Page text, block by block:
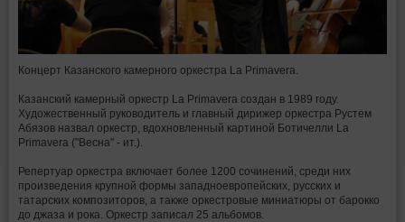
Концерт Казанского камерного оркестра La Primavera.
Казанский камерный оркестр La Primavera создан в 1989 году.
Художественный руководитель и главный дирижер оркестра Рустем
Абязов назвал оркестр, вдохновленный картиной Ботичелли La
Primavera ("Весна" - ит.).
Репертуар оркестра включает более 1200 сочинений, среди них
произведения крупной формы западноевропейских, русских и
татарских композиторов, а также оркестровые миниатюры от барокко
до джаза и рока. Оркестр записал 25 альбомов.